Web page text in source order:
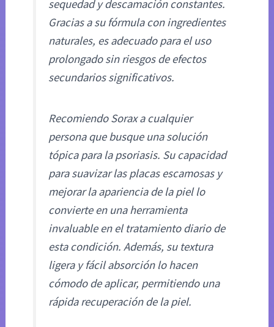
sequedad y descamación constantes.
Gracias a su fórmula con ingredientes
naturales, es adecuado para el uso
prolongado sin riesgos de efectos
secundarios significativos.
Recomiendo Sorax a cualquier
persona que busque una solución
tópica para la psoriasis. Su capacidad
para suavizar las placas escamosas y
mejorar la apariencia de la piel lo
convierte en una herramienta
invaluable en el tratamiento diario de
esta condición. Además, su textura
ligera y fácil absorción lo hacen
cómodo de aplicar, permitiendo una
rápida recuperación de la piel.